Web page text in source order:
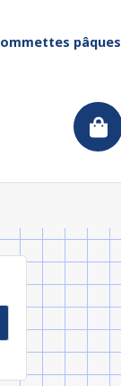
pâques